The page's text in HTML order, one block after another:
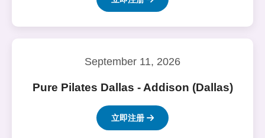
September 11, 2026
Pure Pilates Dallas - Addison (Dallas)
立即注册